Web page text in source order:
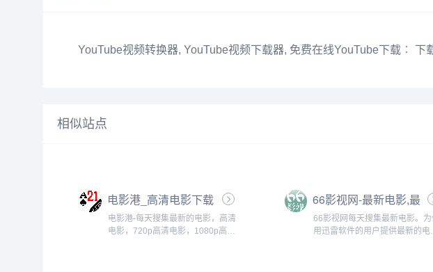
YouTube视频转换器, YouTube视频下载器, 免费在线YouTube下载︰
相似站点
电影港_高清电影下载
_720p高清_1080p高
清
电影港-每天搜集最新的电影，高清
电影，720p高清电影，1080p高清
66影视网-最新电影,最
新电视剧,迅雷电影下
载
66影视网每天搜集最新电影。为
用迅雷软件的用户提供最新的电